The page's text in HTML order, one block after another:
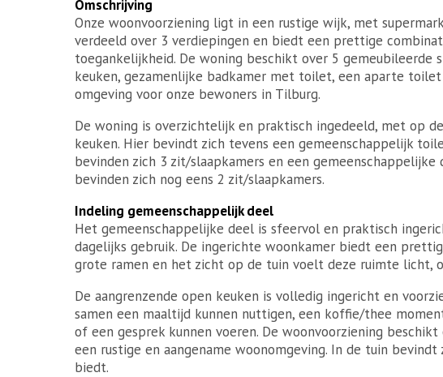
Omschrijving
Onze woonvoorziening ligt in een rustige wijk, met
verdeeld over 3 verdiepingen en biedt een prettige
toegankelijkheid. De woning beschikt over 5 gemeubileerde
keuken, gezamenlijke badkamer met toilet, een aparte
omgeving voor onze bewoners in Tilburg.
De woning is overzichtelijk en praktisch ingedeeld, met op
keuken. Hier bevindt zich tevens een gemeenschappelijk
bevinden zich 3 zit/slaapkamers en een
bevinden zich nog eens 2 zit/slaapkamers.
Indeling gemeenschappelijk deel
Het gemeenschappelijke deel is sfeervol en praktisch
dagelijks gebruik. De ingerichte woonkamer biedt een
grote ramen en het zicht op de tuin voelt deze ruimte licht,
De aangrenzende open keuken is volledig ingericht en
samen een maaltijd kunnen nuttigen, een koffie/thee
of een gesprek kunnen voeren. De woonvoorziening
een rustige en aangename woonomgeving. In de tuin
biedt.